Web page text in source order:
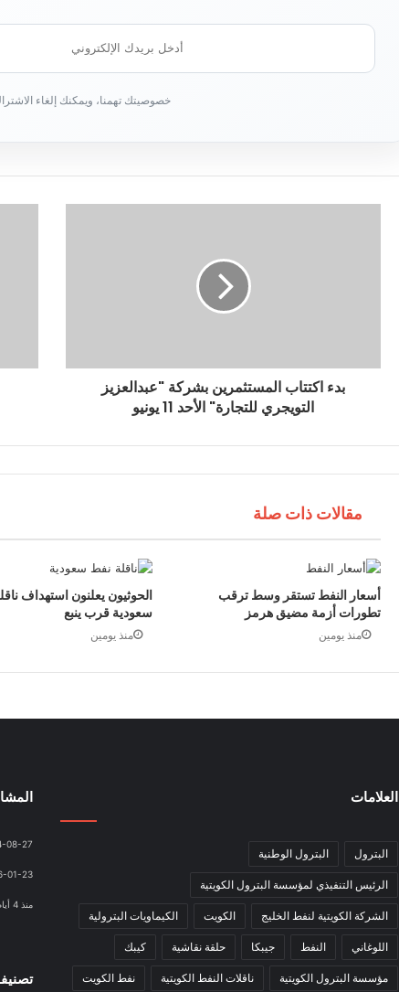
أ
خ
ا
بدء اكتتاب المستثمرين بشركة "عبدالعزيز
التويجري للتجارة" الأحد 11 يونيو
مقالات ذات صلة
الحوثيون يعلنون استهداف
سعودية قرب ينبع
منذ يومين
أسعار النفط تستقر وسط ترقب
تطورات أزمة مضيق هرمز
منذ يومين
08-27
01-23
منذ 4 أيام
العلامات
البترول البترول الوطنية
الرئيس التنفيذي لمؤسسة البترول الكويتية
الشركة الكويتية لنفط الخليج الكويت الكيماويات البترولية
اللوغاني النفط جيبكا حلقة نقاشية كيبك
مؤسسة البترول الكويتية ناقلات النفط الكويتية نفط الكويت